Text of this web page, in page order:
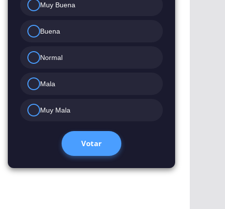
Muy Buena
Buena
Normal
Mala
Muy Mala
Votar